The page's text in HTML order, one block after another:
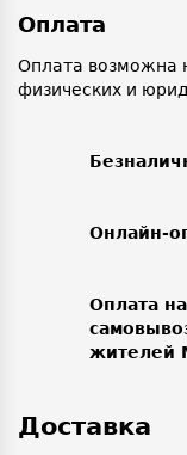
Оплата
Оплата возможна
физических и
Онлайн-
Оплата
жителей
Доставка